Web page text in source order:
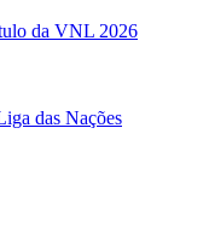
da VNL 2026
das Nações